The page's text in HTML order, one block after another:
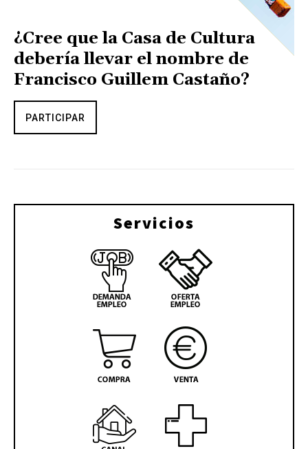
¿Cree que la Casa de Cultura
debería llevar el nombre de
Francisco Guillem Castaño?
PARTICIPAR
Servicios